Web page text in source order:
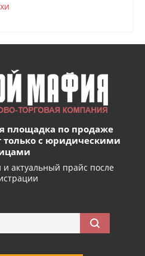
площадка по продаже
только с юридическими
и актуальный прайс после